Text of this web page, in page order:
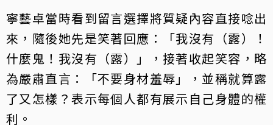
寧藝卓當時看到留言選擇將質疑內容直接唸出
來，隨後她先是笑著回應：「我沒有（露）！
什麼鬼！我沒有（露）」，接著收起笑容，略
為嚴肅直言：「不要身材羞辱」，並稱就算露
了又怎樣？表示每個人都有展示自己身體的權
利。